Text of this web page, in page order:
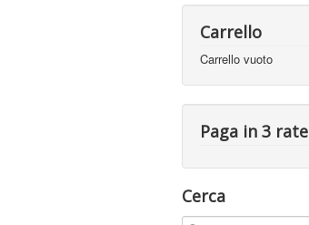
Carrello
Carrello vuoto
Paga in 3 rate
Cerca